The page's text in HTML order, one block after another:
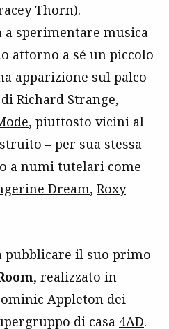
Thorn).
sperimentare musica
attorno a sé un piccolo
apparizione sul palco
Richard Strange,
, piuttosto vicini al
– per sua stessa
a numi tutelari come
Dream, Roxy
pubblicare il suo primo
, realizzato in
Appleton dei
di casa 4AD.